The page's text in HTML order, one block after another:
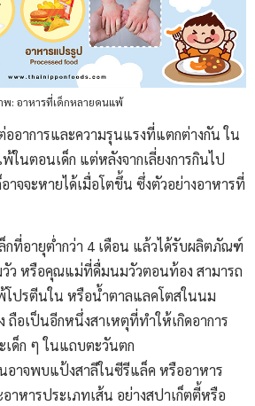
พ: อาหารที่เด็กหลายคนแพ้
อาการและความรุนแรงที่แตกต่างกัน ใน
ในตอนเด็ก แต่หลังจากเลี่ยงการกินไป
าจจะหายได้เมื่อโตขึ้น ซึ่งตัวอย่างอาหารที่
กที่อายุต่ำกว่า 4 เดือน แล้วได้รับผลิตภัณฑ์
ว หรือคุณแม่ที่ดื่มนมวัวตอนท้อง สามารถ
โปรตีนใน หรือน้ำตาลแลคโตสในนม
ถือเป็นอีกหนึ่งสาเหตุที่ทำให้เกิดอาการ
เด็ก ๆ ในแถบตะวันตก
อาจพบแป้งสาลีในซีรีแล็ค หรืออาหาร
าหารประเภทเส้น อย่างสปาเก็ตตี้หรือ